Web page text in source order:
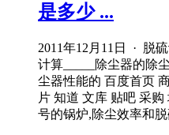
是多少 ...
2011年12月11日 · 脱
计算_____除尘器的除
尘器性能的 百度首页
片 知道 文库 贴吧 采
号的锅炉,除尘效率和